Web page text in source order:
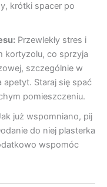
krótki spacer po
Przewlekły stres i
kortyzolu, co sprzyja
szczególnie w
Staraj się spać
pomieszczeniu.
już wspomniano, pij
do niej plasterka
wspomóc